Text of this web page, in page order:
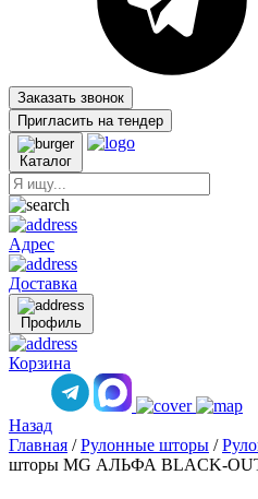
Заказать звонок
Пригласить на тендер
Каталог
Адрес
Доставка
Профиль
Корзина
Назад
Главная / Рулонные шторы /
шторы MG АЛЬФА BLACK-OUT